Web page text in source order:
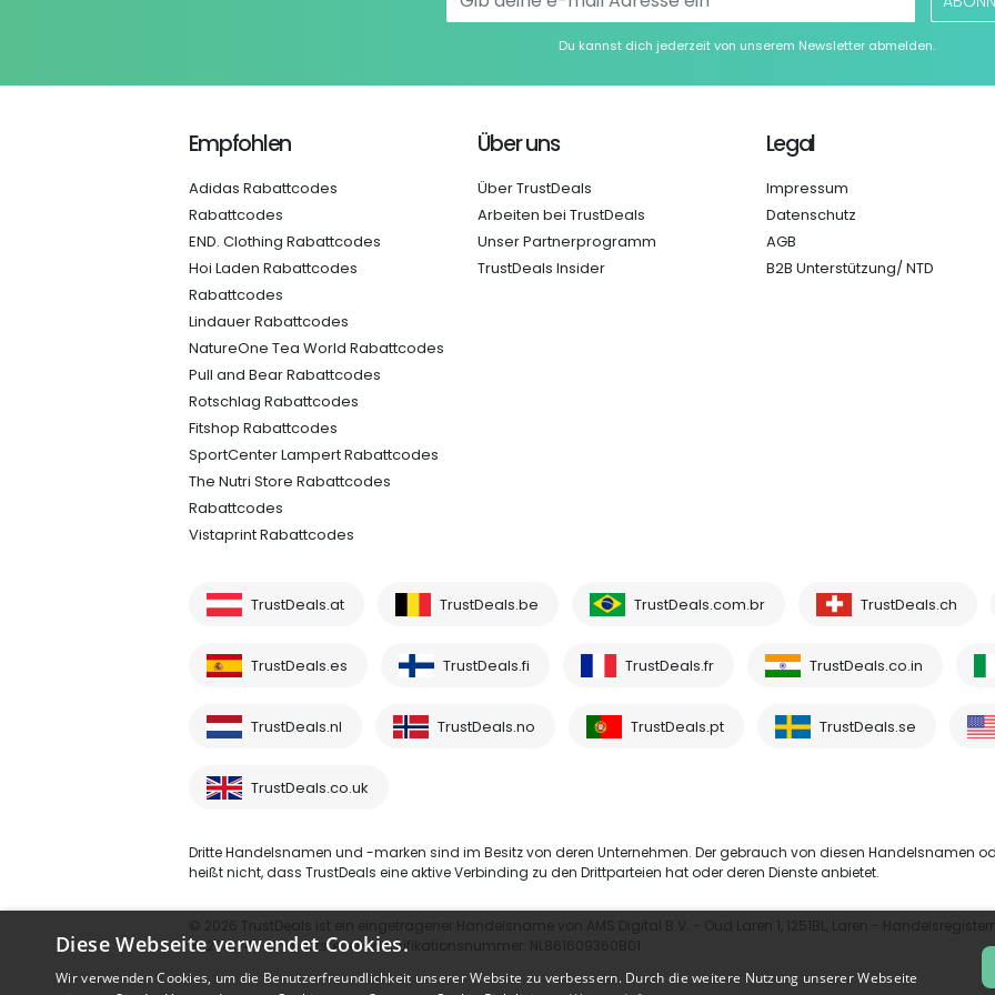
Du kannst dich jederzeit von unserem Newsletter abmelden.
Empfohlen
Adidas Rabattcodes
Rabattcodes
END. Clothing Rabattcodes
Hoi Laden Rabattcodes
Rabattcodes
Lindauer Rabattcodes
NatureOne Tea World Rabattcodes
Pull and Bear Rabattcodes
Rotschlag Rabattcodes
Fitshop Rabattcodes
SportCenter Lampert Rabattcodes
The Nutri Store Rabattcodes
Rabattcodes
Vistaprint Rabattcodes
Über uns
Über TrustDeals
Arbeiten bei TrustDeals
Unser Partnerprogramm
TrustDeals Insider
Legal
Impressum
Datenschutz
AGB
B2B Unterstützung/ NTD
TrustDeals.at TrustDeals.be TrustDeals.com.br TrustDeals.ch
TrustDeals.es TrustDeals.fi TrustDeals.fr TrustDeals.co.in
TrustDeals.nl TrustDeals.no TrustDeals.pt TrustDeals.se
TrustDeals.co.uk
Dritte Handelsnamen und -marken sind im Besitz von deren Unternehmen. Der gebrauch von diesen Handelsnamen
heißt nicht, dass TrustDeals eine aktive Verbinding zu den Drittparteien hat oder deren Dienste anbietet.
80264174 - Umsatzsteuer-Identifikationsnummer: NL861609360B01
Diese Webseite verwendet Cookies.
Wir verwenden Cookies, um die Benutzerfreundlichkeit unserer Website zu verbessern. Durch die weitere Nutzung unserer Webseite